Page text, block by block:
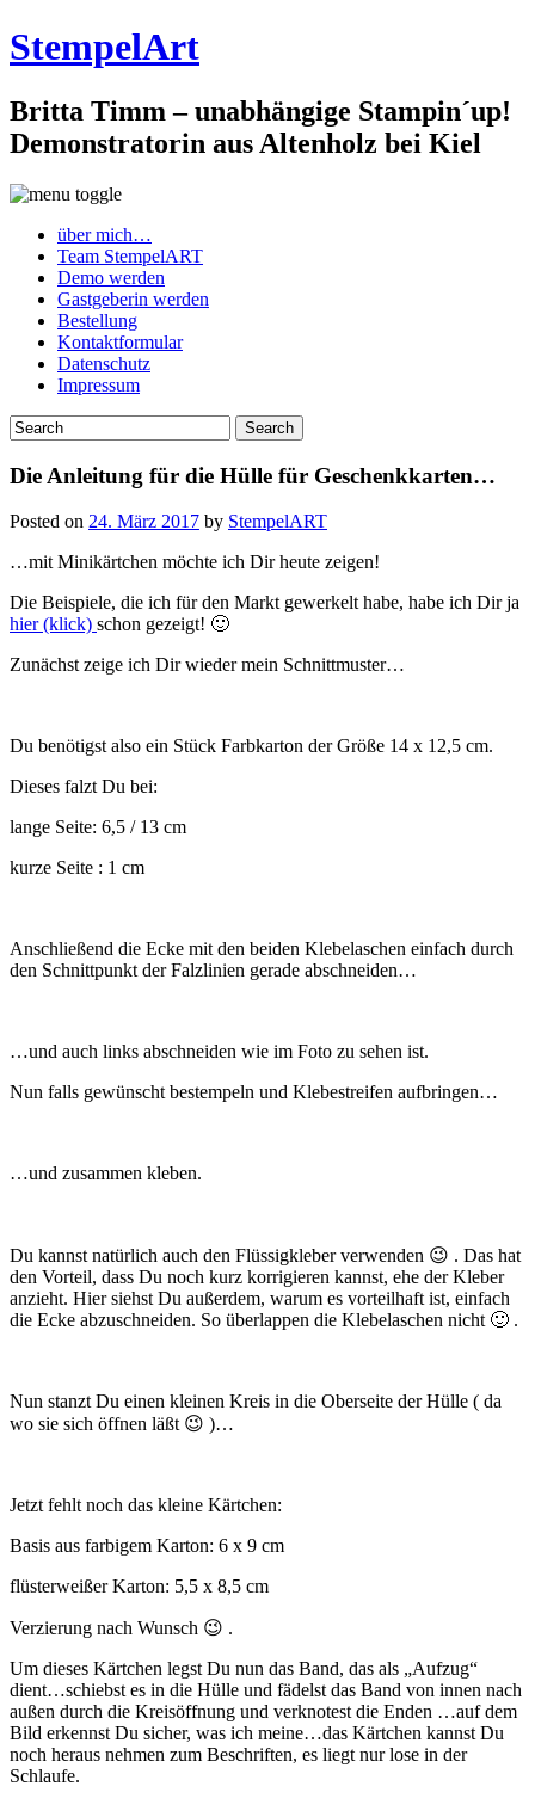
StempelArt
Britta Timm – unabhängige Stampin´up!
Demonstratorin aus Altenholz bei Kiel
über mich…
Team StempelART
Demo werden
Gastgeberin werden
Bestellung
Kontaktformular
Datenschutz
Impressum
Die Anleitung für die Hülle für Geschenkkarten…
Posted on 24. März 2017 by StempelART
…mit Minikärtchen möchte ich Dir heute zeigen!
Die Beispiele, die ich für den Markt gewerkelt habe, habe ich Dir ja
hier (klick) schon gezeigt! 🙂
Zunächst zeige ich Dir wieder mein Schnittmuster…
Du benötigst also ein Stück Farbkarton der Größe 14 x 12,5 cm.
Dieses falzt Du bei:
lange Seite: 6,5 / 13 cm
kurze Seite : 1 cm
Anschließend die Ecke mit den beiden Klebelaschen einfach durch
den Schnittpunkt der Falzlinien gerade abschneiden…
…und auch links abschneiden wie im Foto zu sehen ist.
Nun falls gewünscht bestempeln und Klebestreifen aufbringen…
…und zusammen kleben.
Du kannst natürlich auch den Flüssigkleber verwenden 😉 . Das hat
den Vorteil, dass Du noch kurz korrigieren kannst, ehe der Kleber
anzieht. Hier siehst Du außerdem, warum es vorteilhaft ist, einfach
die Ecke abzuschneiden. So überlappen die Klebelaschen nicht 🙂 .
Nun stanzt Du einen kleinen Kreis in die Oberseite der Hülle ( da
wo sie sich öffnen läßt 😉 )…
Jetzt fehlt noch das kleine Kärtchen:
Basis aus farbigem Karton: 6 x 9 cm
flüsterweißer Karton: 5,5 x 8,5 cm
Verzierung nach Wunsch 😉 .
Um dieses Kärtchen legst Du nun das Band, das als „Aufzug“
dient…schiebst es in die Hülle und fädelst das Band von innen nach
außen durch die Kreisöffnung und verknotest die Enden …auf dem
Bild erkennst Du sicher, was ich meine…das Kärtchen kannst Du
noch heraus nehmen zum Beschriften, es liegt nur lose in der
Schlaufe.